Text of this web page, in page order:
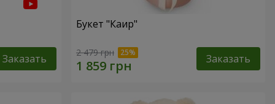
Заказать
Букет "Каир"
2 479 грн Заказать